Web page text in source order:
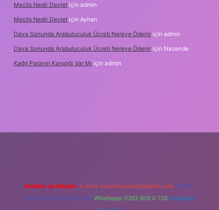
Meclis Nedir Devlet için admin
Meclis Nedir Devlet için Ayhan
Dava Sonunda Arabuluculuk Ücreti Nereye Ödenir için admin
Dava Sonunda Arabuluculuk Ücreti Nereye Ödenir için Nazende
Kağıt Paranın Karşılığı Var Mı için admin
Reklam ve İletişim: E-mail: backlinkpaneli@gmail.com Teams:
forumhizmeti@gmail.com Whatsapp: 0262 606 0 726 Telegram: